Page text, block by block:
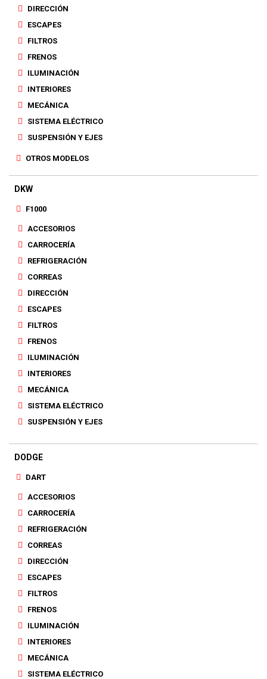
DIRECCIÓN
ESCAPES
FILTROS
FRENOS
ILUMINACIÓN
INTERIORES
MECÁNICA
SISTEMA ELÉCTRICO
SUSPENSIÓN Y EJES
OTROS MODELOS
DKW
F1000
ACCESORIOS
CARROCERÍA
REFRIGERACIÓN
CORREAS
DIRECCIÓN
ESCAPES
FILTROS
FRENOS
ILUMINACIÓN
INTERIORES
MECÁNICA
SISTEMA ELÉCTRICO
SUSPENSIÓN Y EJES
DODGE
DART
ACCESORIOS
CARROCERÍA
REFRIGERACIÓN
CORREAS
DIRECCIÓN
ESCAPES
FILTROS
FRENOS
ILUMINACIÓN
INTERIORES
MECÁNICA
SISTEMA ELÉCTRICO